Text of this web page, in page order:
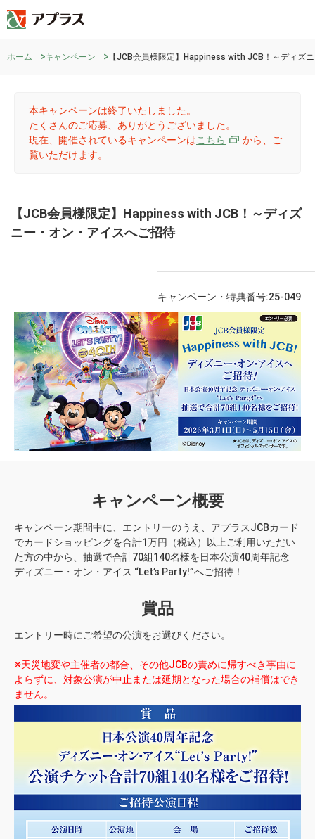
ホーム キャンペーン 【JCB会員様限定】Happiness with JCB！～ディズ
本キャンペーンは終了いたしました。
たくさんのご応募、ありがとうございました。
現在、開催されているキャンペーンはこちら
から、ご
覧いただけます。
【JCB会員様限定】Happiness with JCB！～ディズ
ニー・オン・アイスへご招待
キャンペーン・特典番号:25-049
キャンペーン概要
キャンペーン期間中に、エントリーのうえ、アプラスJCBカード
でカードショッピングを合計1万円（税込）以上ご利用いただい
た方の中から、抽選で合計70組140名様を日本公演40周年記念
ディズニー・オン・アイス “Let’s Party!”へご招待！
賞品
エントリー時にご希望の公演をお選びください。
※天災地変や主催者の都合、その他JCBの責めに帰すべき事由に
よらずに、対象公演が中止または延期となった場合の補償はでき
ません。